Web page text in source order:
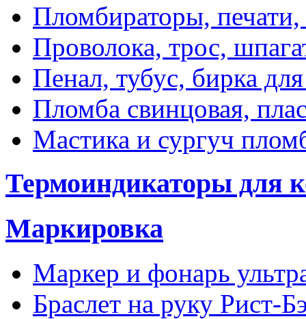
Пломбираторы, печати,
Проволока, трос,
Пенал, тубус, бирка
Пломба свинцовая,
Мастика и сургуч
Термоиндикаторы для
Маркировка
Маркер и фонарь
Браслет на руку Рист-